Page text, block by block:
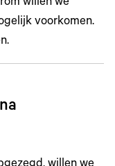
willen we
voorkomen.